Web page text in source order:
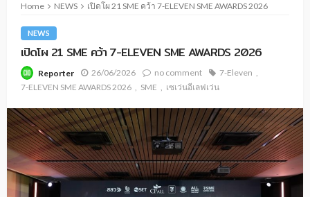
Home NEWS เปิดโผ 21 SME คว้า 7-ELEVEN SME AWARDS 2026
NEWS
เปิดโผ 21 SME คว้า 7-ELEVEN SME AWARDS 2026
Reporter 26/06/2026 no comment
7-Eleven
7-ELEVEN SME AWARDS 2026
SME เซเว่นอีเลฟเว่น